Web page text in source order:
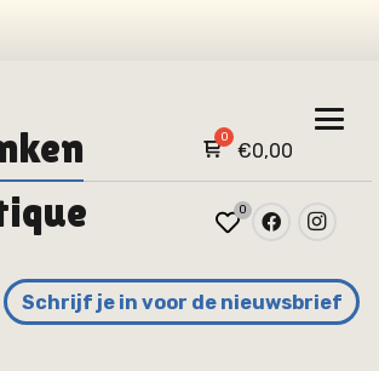
€0,00
0
Schrijf je in voor de nieuwsbrief